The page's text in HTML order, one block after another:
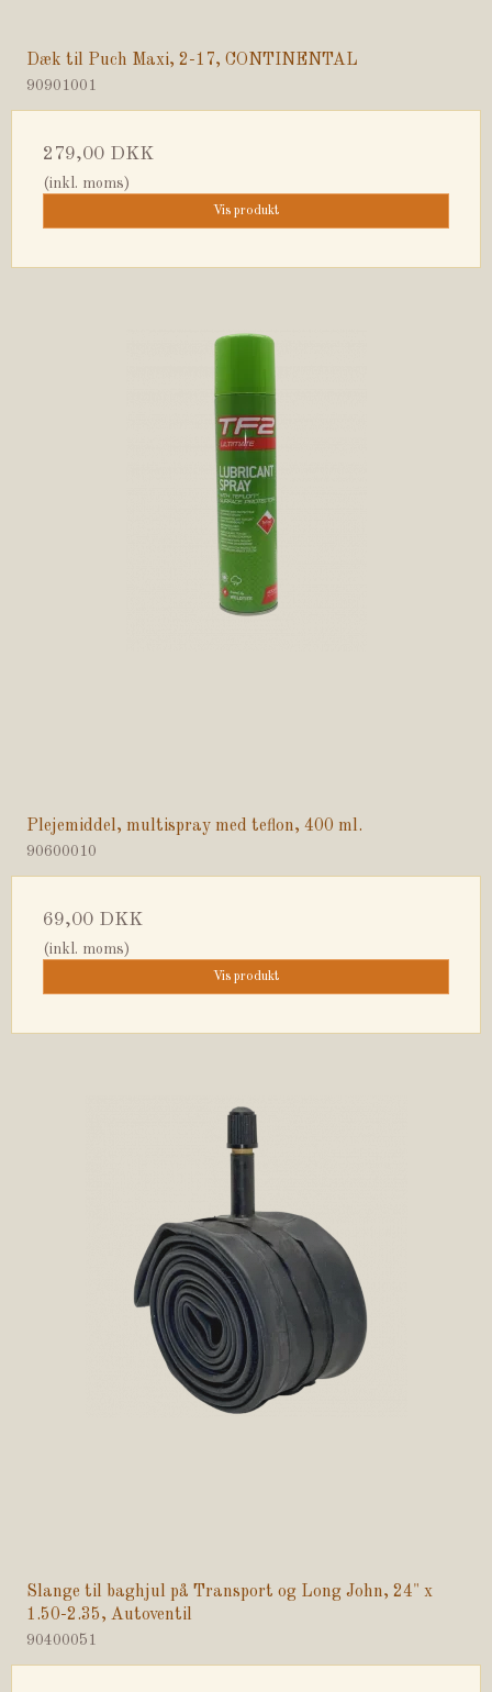
Dæk til Puch Maxi, 2-17, CONTINENTAL
90901001
279,00 DKK
(inkl. moms)
Vis produkt
Plejemiddel, multispray med teflon, 400 ml.
90600010
69,00 DKK
(inkl. moms)
Vis produkt
Slange til baghjul på Transport og Long John, 24" x
1.50-2.35, Autoventil
90400051